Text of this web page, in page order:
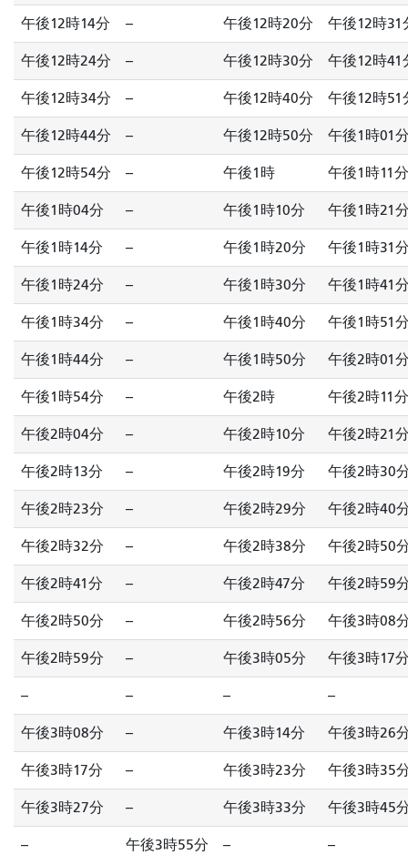
午後12時14分 -- 午後12時20分 午後12時31
午後12時24分 -- 午後12時30分 午後12時41
午後12時34分 -- 午後12時40分 午後12時51
午後12時44分 -- 午後12時50分 午後1時01
午後12時54分 -- 午後1時 午後1時11分
午後1時04分 -- 午後1時10分 午後1時21
午後1時14分 -- 午後1時20分 午後1時31
午後1時24分 -- 午後1時30分 午後1時41
午後1時34分 -- 午後1時40分 午後1時51
午後1時44分 -- 午後1時50分 午後2時01
午後1時54分 -- 午後2時 午後2時11分
午後2時04分 -- 午後2時10分 午後2時21
午後2時13分 -- 午後2時19分 午後2時30
午後2時23分 -- 午後2時29分 午後2時40
午後2時32分 -- 午後2時38分 午後2時50
午後2時41分 -- 午後2時47分 午後2時59
午後2時50分 -- 午後2時56分 午後3時08
午後2時59分 -- 午後3時05分 午後3時17
-- -- -- --
午後3時08分 -- 午後3時14分 午後3時26
午後3時17分 -- 午後3時23分 午後3時35
午後3時27分 -- 午後3時33分 午後3時45
-- 午後3時55分 -- --